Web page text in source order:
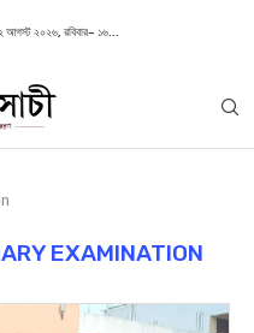
আগস্ট ২০২৬, রবিবার– ১৬...
EXAMINATION